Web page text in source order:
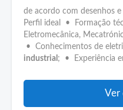
de acordo com desenhos
Perfil ideal • Formação
Eletromecânica,
• Conhecimentos de
industrial ; • Experiência
Ver